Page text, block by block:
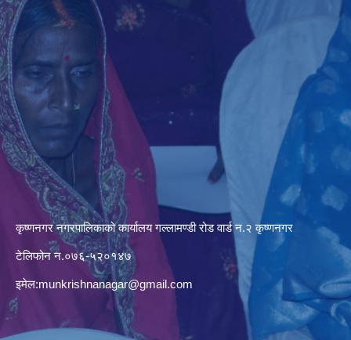
कृष्णनगर नगरपालिकाको कार्यालय गल्लामण्डी रोड वार्ड न.२ कृष्णनगर
टेलिफोन न.०७६-५२०१४७
इमेल:munkrishnanagar@gmail.com